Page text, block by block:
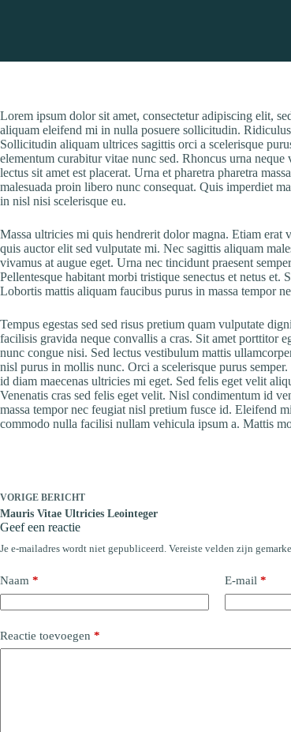
Lorem ipsum dolor sit amet, consectetur adipiscing elit,
aliquam eleifend mi in nulla posuere sollicitudin.
Sollicitudin aliquam ultrices sagittis orci a scelerisque
elementum curabitur vitae nunc sed. Rhoncus urna
lectus sit amet est placerat. Urna et pharetra pharetra
malesuada proin libero nunc consequat. Quis imperdiet
in nisl nisi scelerisque eu.
Massa ultricies mi quis hendrerit dolor magna. Etiam
quis auctor elit sed vulputate mi. Nec sagittis aliquam
vivamus at augue eget. Urna nec tincidunt praesent
Pellentesque habitant morbi tristique senectus et netus
Lobortis mattis aliquam faucibus purus in massa tempor
Tempus egestas sed sed risus pretium quam vulputate
facilisis gravida neque convallis a cras. Sit amet porttitor
nunc congue nisi. Sed lectus vestibulum mattis
nisl purus in mollis nunc. Orci a scelerisque purus
id diam maecenas ultricies mi eget. Sed felis eget velit
Venenatis cras sed felis eget velit. Nisl condimentum id
massa tempor nec feugiat nisl pretium fusce id. Eleifend
commodo nulla facilisi nullam vehicula ipsum a. Mattis
VORIGE BERICHT
Mauris Vitae Ultricies Leointeger
Geef een reactie
Je e-mailadres wordt niet gepubliceerd. Vereiste velden zijn
Naam * E-mail *
Reactie toevoegen *